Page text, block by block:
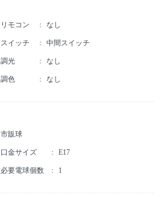
リモコン
なし
スイッチ 中間スイッチ
調光 なし
調色 なし
市販球
口金サイズ E17
必要電球個数 1